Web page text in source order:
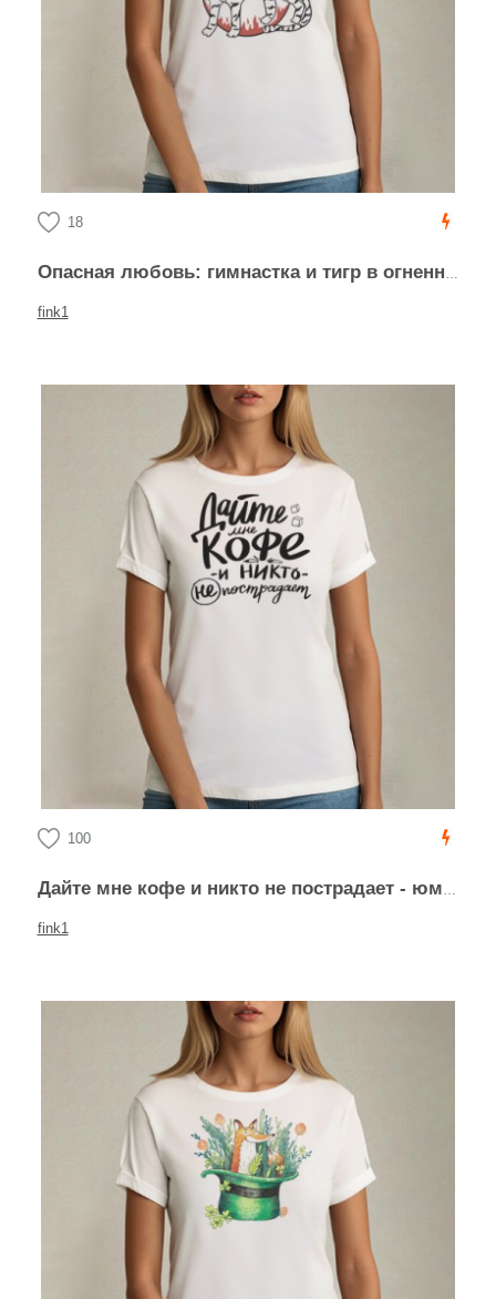
18
Опасная любовь: гимнастка и тигр в огненном круге
fink1
100
Дайте мне кофе и никто не пострадает - юмор в каллиграфии
fink1